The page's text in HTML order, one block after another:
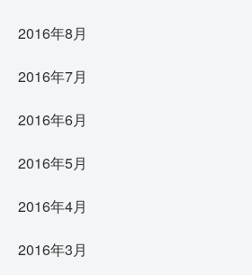
2016年8月
2016年7月
2016年6月
2016年5月
2016年4月
2016年3月